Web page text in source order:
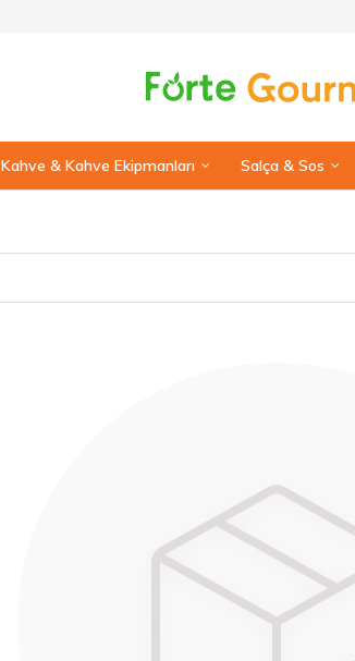
Kahve & Kahve Ekipmanları Salça & Sos